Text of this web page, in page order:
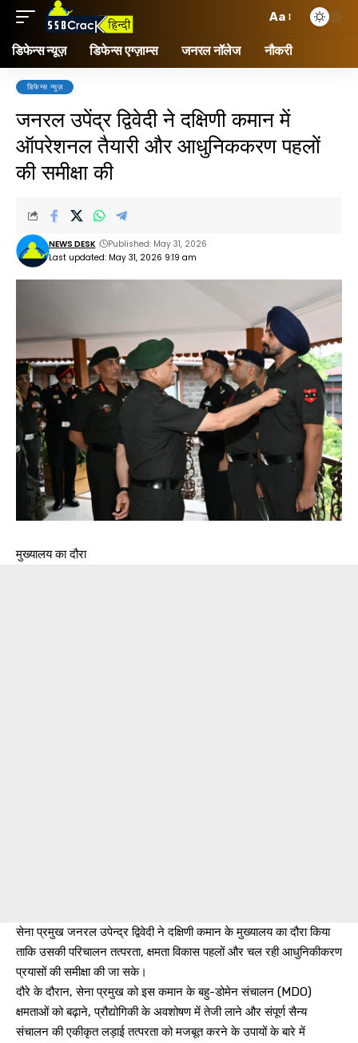
Aa
डिफेन्स न्यूज़ डिफेन्स एग्ज़ाम्स जनरल नॉलेज नौकरी
डिफेन्स न्यूज़
जनरल उपेंद्र द्विवेदी ने दक्षिणी कमान में
ऑपरेशनल तैयारी और आधुनिककरण पहलों
की समीक्षा की
Last updated: May 31, 2026 9:19 am
NEWS DESK Published: May 31, 2026
मुख्यालय का दौरा
सेना प्रमुख जनरल उपेन्द्र द्विवेदी ने दक्षिणी कमान के मुख्यालय का दौरा किया
ताकि उसकी परिचालन तत्परता, क्षमता विकास पहलों और चल रही आधुनिकीकरण
प्रयासों की समीक्षा की जा सके।
दौरे के दौरान, सेना प्रमुख को इस कमान के बहु-डोमेन संचालन (MDO)
क्षमताओं को बढ़ाने, प्रौद्योगिकी के अवशोषण में तेजी लाने और संपूर्ण सैन्य
संचालन की एकीकृत लड़ाई तत्परता को मजबूत करने के उपायों के बारे में